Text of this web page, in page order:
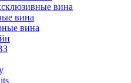
вина
вина
вина